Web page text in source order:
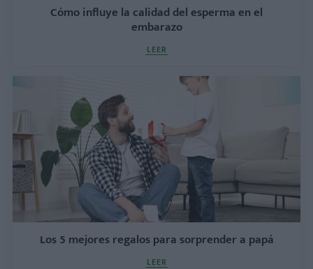
Cómo influye la calidad del esperma en el
embarazo
LEER
Los 5 mejores regalos para sorprender a papá
LEER